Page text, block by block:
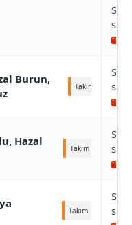
Burun,
Takım
Hazal
Takım
Takım